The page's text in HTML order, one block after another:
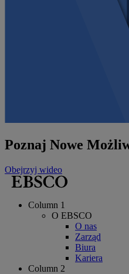
Poznaj Nowe
Obejrzyj wideo
Column 1
O EBSCO
O nas
Zarząd
Biura
Kariera
Column 2